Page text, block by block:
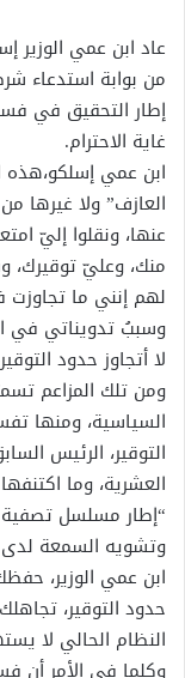
عاد ابن عمي الوزير
من بوابة استدعاء
إطار التحقيق في
غاية الاحترام.
ابن عمي إسلكو،هذه
العازف” ولا غيرها
عنها، ونقلوا إليّ
منك، وعليّ
لهم إنني ما تجاوزت
وسببُ تدويناتي في
لا أتجاوز حدود
ومن تلك المزاعم
السياسية، ومنها
التوقير، الرئيس
العشرية، وما
“إطار مسلسل
وتشويه السمعة لدى
ابن عمي الوزير،
حدود التوقير،
النظام الحالي لا
وكلما في الأمر أن